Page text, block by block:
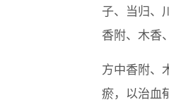
子、当归、
香附、木香
方中香附、
瘀，以治血